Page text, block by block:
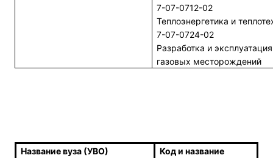
7-07-0712-02
Теплоэнергетика и
7-07-0724-02
Разработка и
газовых месторождений
Название вуза (УВО)
Код и название